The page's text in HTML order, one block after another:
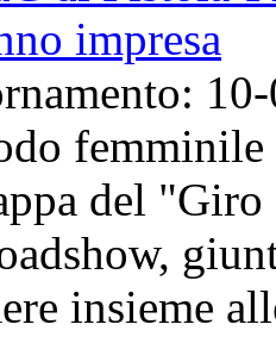
impresa
del
insieme